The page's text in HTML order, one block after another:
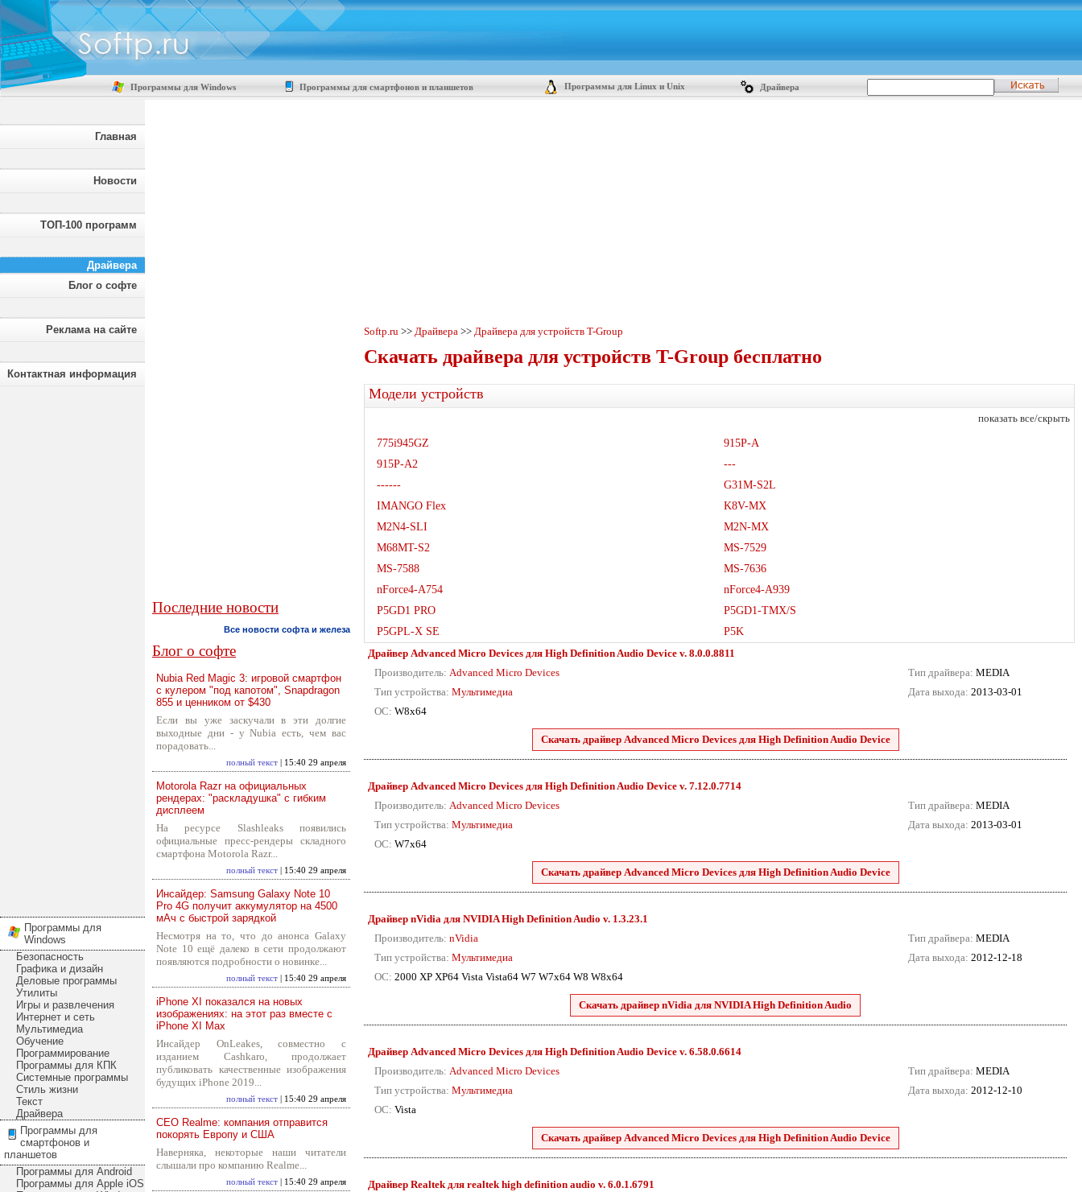
Программы для Windows Программы для смартфонов и планшетов Программы для Linux и Unix Драйвера
Главная
Новости
ТОП-100 программ
Драйвера
Блог о софте
Реклама на сайте
Контактная информация
Программы для
Windows
Безопасность
Графика и дизайн
Деловые программы
Утилиты
Игры и развлечения
Интернет и сеть
Мультимедиа
Обучение
Программирование
Программы для КПК
Системные программы
Стиль жизни
Текст
Драйвера
Программы для
смартфонов и
планшетов
Программы для Android
Программы для Apple iOS
Последние новости
Все новости софта и железа
Блог о софте
Nubia Red Magic 3: игровой смартфон
с кулером "под капотом", Snapdragon
855 и ценником от $430
Если вы уже заскучали в эти долгие
выходные дни - у Nubia есть, чем вас
порадовать...
полный текст | 15:40 29 апреля
Motorola Razr на официальных
рендерах: "раскладушка" с гибким
дисплеем
На ресурсе Slashleaks появились
официальные пресс-рендеры складного
смартфона Motorola Razr...
полный текст | 15:40 29 апреля
Инсайдер: Samsung Galaxy Note 10
Pro 4G получит аккумулятор на 4500
мАч с быстрой зарядкой
Несмотря на то, что до анонса Galaxy
Note 10 ещё далеко в сети продолжают
появляются подробности о новинке...
полный текст | 15:40 29 апреля
iPhone XI показался на новых
изображениях: на этот раз вместе с
iPhone XI Max
Инсайдер OnLeakes, совместно с
изданием Cashkaro, продолжает
публиковать качественные изображения
будущих iPhone 2019...
полный текст | 15:40 29 апреля
CEO Realme: компания отправится
покорять Европу и США
Наверняка, некоторые наши читатели
слышали про компанию Realme...
полный текст | 15:40 29 апреля
Softp.ru >> Драйвера >> Драйвера для устройств T-Group
Скачать драйвера для устройств T-Group бесплатно
Модели устройств
показать все/скрыть
775i945GZ
915P-A
915P-A2
---
------
G31M-S2L
IMANGO Flex
K8V-MX
M2N4-SLI
M2N-MX
M68MT-S2
MS-7529
MS-7588
MS-7636
nForce4-A754
nForce4-A939
P5GD1 PRO
P5GD1-TMX/S
P5GPL-X SE
P5K
Драйвер Advanced Micro Devices для High Definition Audio Device v. 8.0.0.8811
Производитель: Advanced Micro Devices
Тип устройства: Мультимедиа
ОС: W8x64
Тип драйвера: MEDIA
Дата выхода: 2013-03-01
Скачать драйвер Advanced Micro Devices для High Definition Audio Device
Драйвер Advanced Micro Devices для High Definition Audio Device v. 7.12.0.7714
Производитель: Advanced Micro Devices
Тип устройства: Мультимедиа
ОС: W7x64
Тип драйвера: MEDIA
Дата выхода: 2013-03-01
Скачать драйвер Advanced Micro Devices для High Definition Audio Device
Драйвер nVidia для NVIDIA High Definition Audio v. 1.3.23.1
Производитель: nVidia
Тип устройства: Мультимедиа
ОС: 2000 XP XP64 Vista Vista64 W7 W7x64 W8 W8x64
Тип драйвера: MEDIA
Дата выхода: 2012-12-18
Скачать драйвер nVidia для NVIDIA High Definition Audio
Драйвер Advanced Micro Devices для High Definition Audio Device v. 6.58.0.6614
Производитель: Advanced Micro Devices
Тип устройства: Мультимедиа
ОС: Vista
Тип драйвера: MEDIA
Дата выхода: 2012-12-10
Скачать драйвер Advanced Micro Devices для High Definition Audio Device
Драйвер Realtek для realtek high definition audio v. 6.0.1.6791